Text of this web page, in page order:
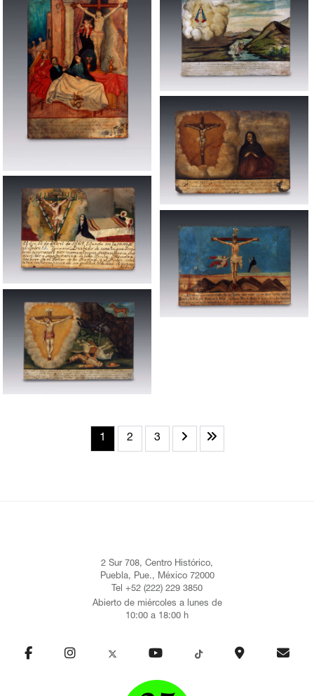
1 2 3
2 Sur 708, Centro Histórico,
Puebla, Pue., México 72000
Tel +52 (222) 229 3850
Abierto de miércoles a lunes de
10:00 a 18:00 h